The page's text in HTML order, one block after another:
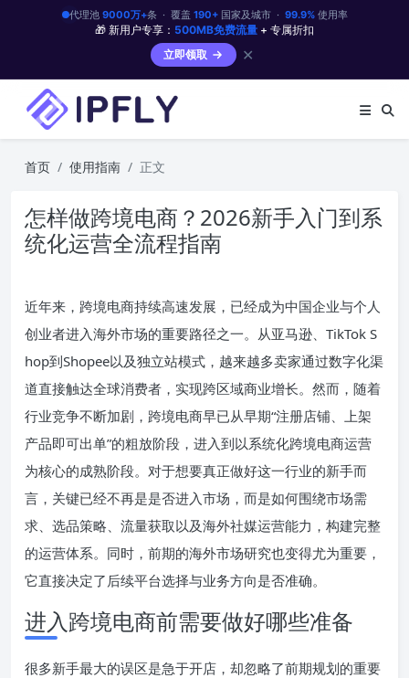
代理池 9000万+条 · 覆盖 190+国家及城市 · 99.9%使用率
🎁 新用户专享： 500MB免费流量 + 专属折扣
立即领取
✕
首页 使用指南 正文
怎样做跨境电商？2026新手入门到系
统化运营全流程指南
近年来，跨境电商持续高速发展，已经成为中国企业与个人
创业者进入海外市场的重要路径之一。从亚马逊、TikTok S
hop到Shopee以及独立站模式，越来越多卖家通过数字化渠
道直接触达全球消费者，实现跨区域商业增长。然而，随着
行业竞争不断加剧，跨境电商早已从早期“注册店铺、上架
产品即可出单”的粗放阶段，进入到以系统化跨境电商运营
为核心的成熟阶段。对于想要真正做好这一行业的新手而
言，关键已经不再是是否进入市场，而是如何围绕市场需
求、选品策略、流量获取以及海外社媒运营能力，构建完整
的运营体系。同时，前期的海外市场研究也变得尤为重要，
它直接决定了后续平台选择与业务方向是否准确。
进入跨境电商前需要做好哪些准备
很多新手最大的误区是急于开店，却忽略了前期规划的重要